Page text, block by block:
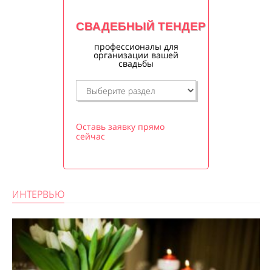
СВАДЕБНЫЙ ТЕНДЕР
профессионалы для
организации вашей
свадьбы
Оставь заявку прямо
сейчас
ИНТЕРВЬЮ